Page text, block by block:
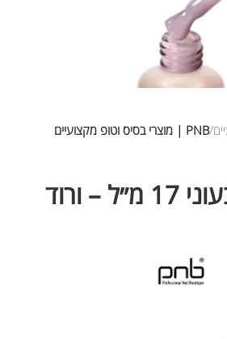
PNB | מוצרי בסיס וטופ מקצועיים
PNB בסיס צבעוני 17 מ״ל – ורוד